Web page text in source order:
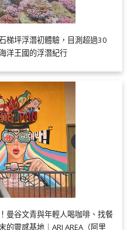
梯坪浮潛初體驗，目測超過30
洋王國的浮潛紀行
曼谷文青與年輕人喝咖啡、找餐
靈感基地｜ARI AREA（阿里